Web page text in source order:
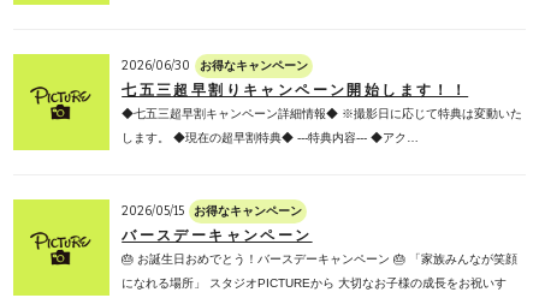
2026/06/30 お得なキャンペーン
七五三超早割りキャンペーン開始します！！
◆七五三超早割キャンペーン詳細情報◆ ※撮影日に応じて特典は変動いた
します。 ◆現在の超早割特典◆ ---特典内容--- ◆アク…
2026/05/15 お得なキャンペーン
バースデーキャンペーン
🎂 お誕生日おめでとう！バースデーキャンペーン 🎂 「家族みんなが笑顔
になれる場所」 スタジオPICTUREから 大切なお子様の成長をお祝いす